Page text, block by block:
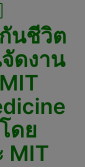
นชีวิต
ดงาน
ดย
MIT